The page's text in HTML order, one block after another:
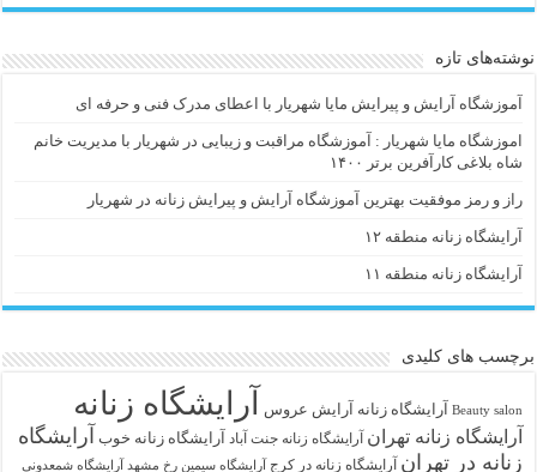
نوشته‌های تازه
آموزشگاه آرایش و پیرایش مایا شهریار با اعطای مدرک فنی و حرفه ای
اموزشگاه مایا شهریار : آموزشگاه مراقبت و زیبایی در شهریار با مدیریت خانم
شاه بلاغی کارآفرین برتر ۱۴۰۰
راز و رمز موفقیت بهترین آموزشگاه آرایش و پیرایش زنانه در شهریار
آرایشگاه زنانه منطقه ۱۲
آرایشگاه زنانه منطقه ۱۱
برچسب های کلیدی
Beauty salon آرايشگاه زنانه آرایش عروس آرایشگاه زنانه
آرایشگاه زنانه تهران آرایشگاه زنانه جنت آباد آرایشگاه زنانه خوب آرایشگاه
زنانه در تهران آرایشگاه زنانه در کرج آرایشگاه سیمین رخ مشهد
آرایشگاه شمعدونی